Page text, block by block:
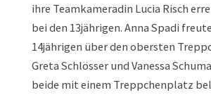
ihre Teamkameradin Lucia Risch
bei den 13jährigen. Anna Spadi
14jährigen über den obersten
Greta Schlösser und Vanessa
beide mit einem Treppchenplatz